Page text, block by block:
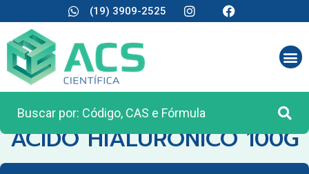
(19) 3909-2525
CATEGORIA:REAGENTES ANALÍTICOS
ACIDO HIALURONICO 100G